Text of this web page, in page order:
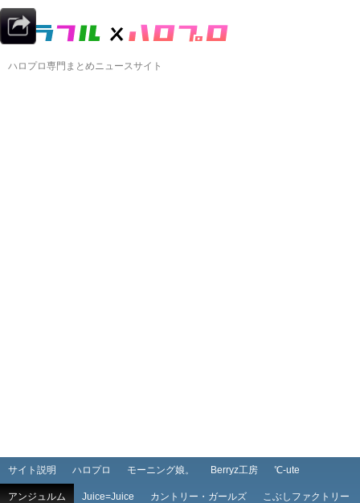
ハロプロ専門まとめニュースサイト
メインメニュー
メインコンテンツへ移動
サブコンテンツへ移動
サイト説明 ハロプロ モーニング娘。 Berryz工房 ℃-ute
アンジュルム Juice=Juice カントリー・ガールズ こぶしファクトリー